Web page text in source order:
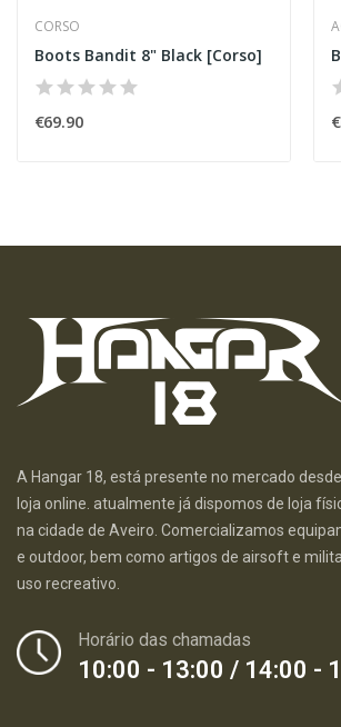
CORSO
Boots Bandit 8" Black [Corso]
€69.90
A Hangar 18, está presente no mercado
loja online. atualmente já dispomos de loja
na cidade de Aveiro. Comercializamos
e outdoor, bem como artigos de airsoft e
uso recreativo.
Horário das chamadas
10:00 - 13:00 / 14:00 -